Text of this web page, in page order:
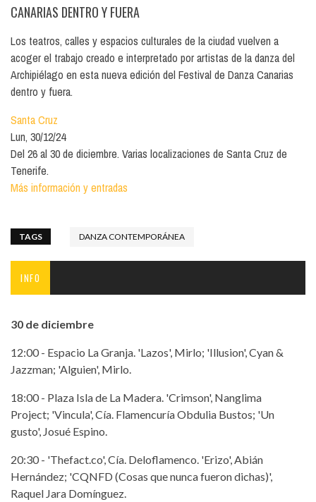
CANARIAS DENTRO Y FUERA
Los teatros, calles y espacios culturales de la ciudad vuelven a
acoger el trabajo creado e interpretado por artistas de la danza del
Archipiélago en esta nueva edición del Festival de Danza Canarias
dentro y fuera.
Santa Cruz
Lun, 30/12/24
Del 26 al 30 de diciembre. Varias localizaciones de Santa Cruz de
Tenerife.
Más información y entradas
TAGS DANZA CONTEMPORÁNEA
INFO
30 de diciembre
12:00 - Espacio La Granja. 'Lazos', Mirlo; 'Illusion', Cyan &
Jazzman; 'Alguien', Mirlo.
18:00 - Plaza Isla de La Madera. 'Crimson', Nanglima
Project; 'Vincula', Cía. Flamencuría Obdulia Bustos; 'Un
gusto', Josué Espino.
20:30 - 'Thefact.co', Cía. Deloflamenco. 'Erizo', Abián
Hernández; 'CQNFD (Cosas que nunca fueron dichas)',
Raquel Jara Domínguez.